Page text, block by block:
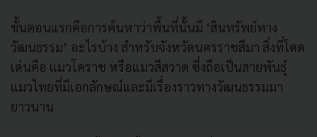
ขั้นตอนแรกคือการค้นหาว่าพื้นที่นั้นมี ‘สินทรัพย์ทาง
วัฒนธรรม’ อะไรบ้าง สำหรับจังหวัดนครราชสีมา สิ่งที่โดด
เด่นคือ แมวโคราช หรือแมวสีสวาด ซึ่งถือเป็นสายพันธุ์
แมวไทยที่มีเอกลักษณ์และมีเรื่องราวทางวัฒนธรรมมา
ยาวนาน